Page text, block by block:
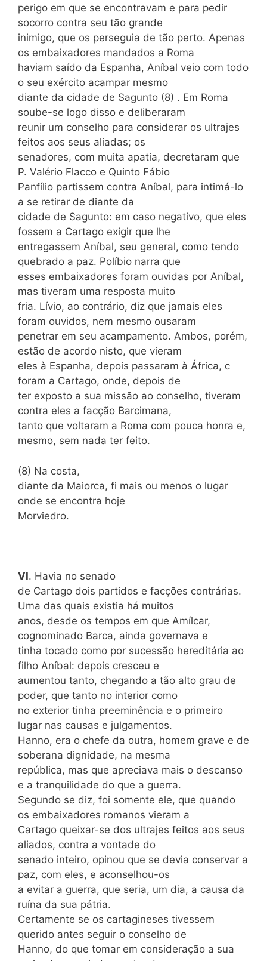
perigo em que se encontravam e para pedir
socorro contra seu tão grande
inimigo, que os perseguia de tão perto. Apenas
os embaixadores mandados a Roma
haviam saído da Espanha, Aníbal veio com todo
o seu exército acampar mesmo
diante da cidade de Sagunto (8) . Em Roma
soube-se logo disso e deliberaram
reunir um conselho para considerar os ultrajes
feitos aos seus aliadas; os
senadores, com muita apatia, decretaram que
P. Valério Flacco e Quinto Fábio
Panfílio partissem contra Aníbal, para intimá-lo
a se retirar de diante da
cidade de Sagunto: em caso negativo, que eles
fossem a Cartago exigir que lhe
entregassem Aníbal, seu general, como tendo
quebrado a paz. Políbio narra que
esses embaixadores foram ouvidas por Aníbal,
mas tiveram uma resposta muito
fria. Lívio, ao contrário, diz que jamais eles
foram ouvidos, nem mesmo ousaram
penetrar em seu acampamento. Ambos, porém,
estão de acordo nisto, que vieram
eles à Espanha, depois passaram à África, c
foram a Cartago, onde, depois de
ter exposto a sua missão ao conselho, tiveram
contra eles a facção Barcimana,
tanto que voltaram a Roma com pouca honra e,
mesmo, sem nada ter feito.
(8) Na costa,
diante da Maiorca, fi mais ou menos o lugar
onde se encontra hoje
Morviedro.
VI. Havia no senado
de Cartago dois partidos e facções contrárias.
Uma das quais existia há muitos
anos, desde os tempos em que Amílcar,
cognominado Barca, ainda governava e
tinha tocado como por sucessão hereditária ao
filho Aníbal: depois cresceu e
aumentou tanto, chegando a tão alto grau de
poder, que tanto no interior como
no exterior tinha preeminência e o primeiro
lugar nas causas e julgamentos.
Hanno, era o chefe da outra, homem grave e de
soberana dignidade, na mesma
república, mas que apreciava mais o descanso
e a tranquilidade do que a guerra.
Segundo se diz, foi somente ele, que quando
os embaixadores romanos vieram a
Cartago queixar-se dos ultrajes feitos aos seus
aliados, contra a vontade do
senado inteiro, opinou que se devia conservar a
paz, com eles, e aconselhou-os
a evitar a guerra, que seria, um dia, a causa da
ruína da sua pátria.
Certamente se os cartagineses tivessem
querido antes seguir o conselho de
Hanno, do que tomar em consideração a sua